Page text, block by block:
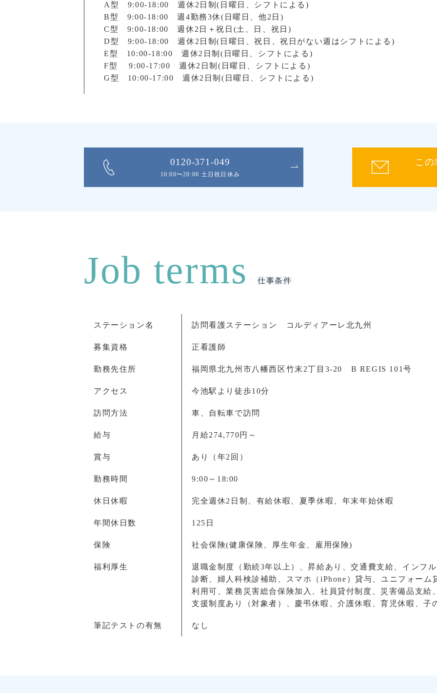
A型 9:00-18:00 週休2日制(日曜日、シフトによる)
B型 9:00-18:00 週4勤務3休(日曜日、他2日)
C型 9:00-18:00 週休2日＋祝日(土、日、祝日)
D型 9:00-18:00 週休2日制(日曜日、祝日、祝日がない週はシフトによる)
E型 10:00-18:00 週休2日制(日曜日、シフトによる)
F型 9:00-17:00 週休2日制(日曜日、シフトによる)
G型 10:00-17:00 週休2日制(日曜日、シフトによる)
0120-371-049
10:00〜20:00 土日祝日休み
こ
仕事条件
ステーション名 訪問看護ステーション コルディアーレ北九州
募集資格 正看護師
勤務先住所 福岡県北九州市八幡西区竹末2丁目3-20 B REGIS 101号
アクセス 今池駅より徒歩10分
訪問方法 車、自転車で訪問
給与 月給274,770円～
賞与 あり（年2回）
勤務時間 9:00～18:00
休日休暇 完全週休2日制、有給休暇、夏季休暇、年末年始休暇
年間休日数 125日
保険 社会保険(健康保険、厚生年金、雇用保険)
福利厚生
退職金制度（勤続3年以上）、昇給あり、交通費支給、インフ
診断、婦人科検診補助、スマホ（iPhone）貸与、ユニフォーム
利用可、業務災害総合保険加入、社員貸付制度、災害備品支給
支援制度あり（対象者）、慶弔休暇、介護休暇、育児休暇、子
筆記テストの有無 なし